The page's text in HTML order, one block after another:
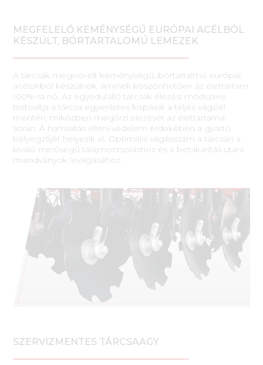
MEGFELELŐ KEMÉNYSÉGŰ EURÓPAI ACÉLBÓL
KÉSZÜLT, BÓRTARTALOMÚ LEMEZEK
A tárcsák megnövelt keménységű, bórtartalmú európai
acélokból készülnek, aminek köszönhetően az élettartam
100%-ra nő. Az egyedülálló tárcsák élezési módszere
biztosítja a tárcsa egyenletes kopását a teljes vágóél
mentén, miközben megőrzi élezését az élettartama
során. A hamisítás elleni védelem érdekében a gyártó
bélyegzőjét helyezik el. Optimális vágásszám a tárcsán a
kiváló minőségű talajmorzsoláshoz és a betakarítás utáni
maradványok levágásához.
SZERVIZMENTES TÁRCSAAGY